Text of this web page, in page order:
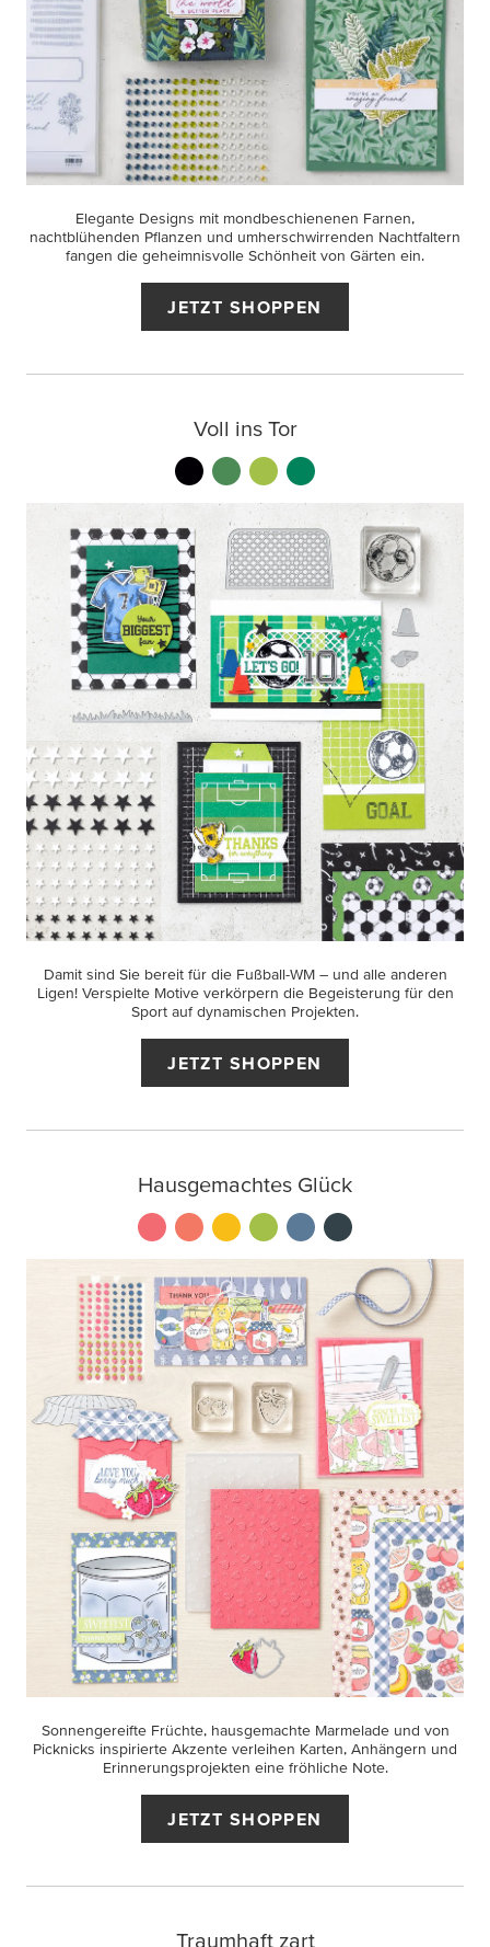
Elegante Designs mit mondbeschienenen Farnen,
nachtblühenden Pflanzen und umherschwirrenden Nachtfaltern
fangen die geheimnisvolle Schönheit von Gärten ein.
JETZT SHOPPEN
Voll ins Tor
Damit sind Sie bereit für die Fußball-WM – und alle anderen
Ligen! Verspielte Motive verkörpern die Begeisterung für den
Sport auf dynamischen Projekten.
JETZT SHOPPEN
Hausgemachtes Glück
Sonnengereifte Früchte, hausgemachte Marmelade und von
Picknicks inspirierte Akzente verleihen Karten, Anhängern und
Erinnerungsprojekten eine fröhliche Note.
JETZT SHOPPEN
Traumhaft zart